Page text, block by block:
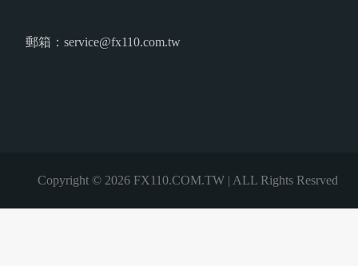
郵箱：service@fx110.com.tw
Copyright © 2026 FX110.COM.TW | ALL Rights Resrved